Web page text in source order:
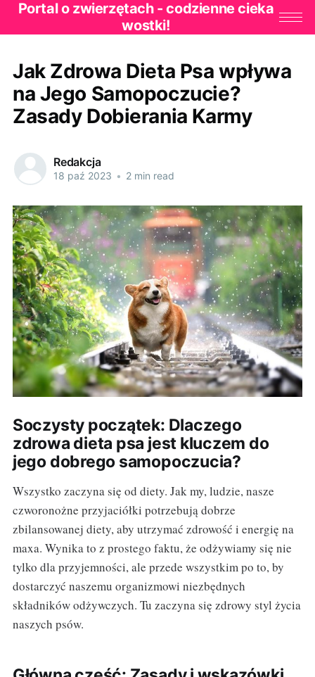
Portal o zwierzętach - codzienne cieka
wostki!
Jak Zdrowa Dieta Psa wpływa
na Jego Samopoczucie?
Zasady Dobierania Karmy
Redakcja
18 paź 2023 • 2 min read
Soczysty początek: Dlaczego
zdrowa dieta psa jest kluczem do
jego dobrego samopoczucia?
Wszystko zaczyna się od diety. Jak my, ludzie, nasze
czworonożne przyjaciółki potrzebują dobrze
zbilansowanej diety, aby utrzymać zdrowość i energię na
maxa. Wynika to z prostego faktu, że odżywiamy się nie
tylko dla przyjemności, ale przede wszystkim po to, by
dostarczyć naszemu organizmowi niezbędnych
składników odżywczych. Tu zaczyna się zdrowy styl życia
naszych psów.